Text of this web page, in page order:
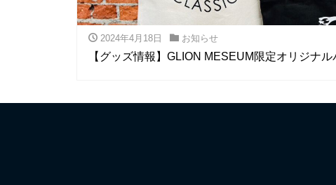
2024年4月18日 お知らせ
【グッズ情報】GLION MESEUM限定オリジナル